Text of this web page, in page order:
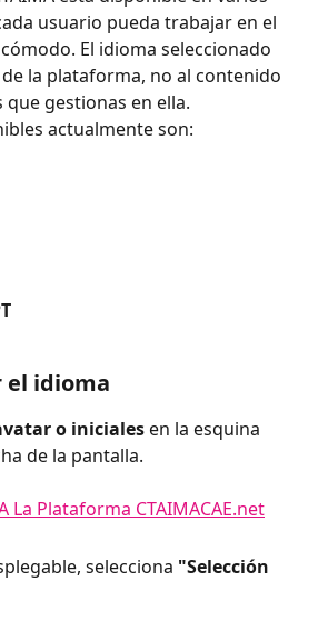
usuario pueda trabajar en el
El idioma seleccionado
la plataforma, no al contenido
gestionas en ella.
actualmente son:
el idioma
o iniciales en la esquina
de la pantalla.
selecciona "Selección